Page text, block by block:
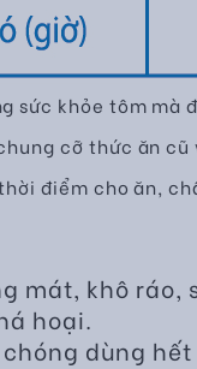
sức khỏe tôm mà
cỡ thức ăn
điểm cho ăn,
mát, khô ráo,
hoại.
dùng